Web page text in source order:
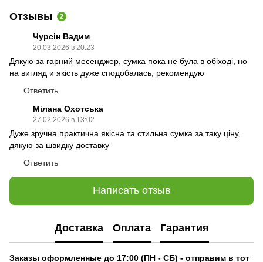
Отзывы 2
Чурсін Вадим
20.03.2026 в 20:23
Дякую за гарний месенджер, сумка пока не була в обіході, но
на вигляд и якість дуже сподобалась, рекомендую
Ответить
Мілана Охотська
27.02.2026 в 13:02
Дуже зручна практична якісна та стильна сумка за таку ціну,
дякую за швидку доставку
Ответить
Написать отзыв
Доставка Оплата Гарантия
Заказы оформленные до 17:00 (ПН - СБ) - отправим в тот